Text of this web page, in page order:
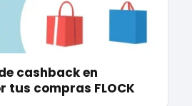
cashback en
tus compras FLOCK